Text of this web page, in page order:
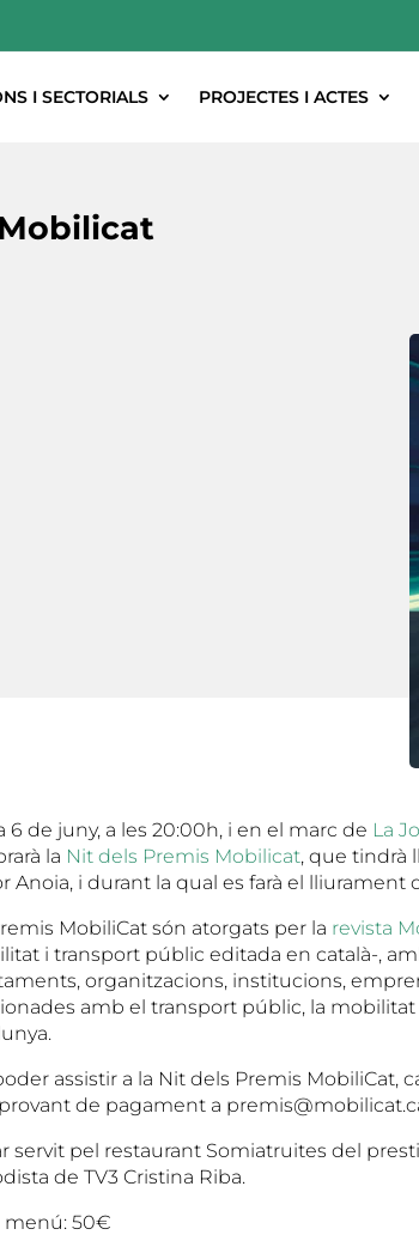
I SECTORIALS PROJECTES I ACTES
6 de juny, a les 20:00h, i en el marc de La
la Nit dels Premis Mobilicat, que tindrà
Anoia, i durant la qual es farà el lliurament
MobiliCat són atorgats per la revista
i transport públic editada en català-,
organitzacions, institucions,
amb el transport públic, la
assistir a la Nit dels Premis MobiliCat,
de pagament a
servit pel restaurant Somiatruites del
de TV3 Cristina Riba.
menú: 50€